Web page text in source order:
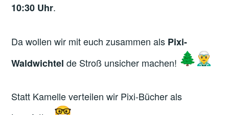
10:30 Uhr.
Da wollen wir mit euch zusammen als Pixi-
Waldwichtel de Stroß unsicher machen!
Statt Kamelle verteilen wir Pixi-Bücher als